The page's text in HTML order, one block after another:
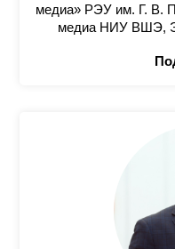
медиа» РЭУ им. Г. В.
медиа НИУ ВШЭ,